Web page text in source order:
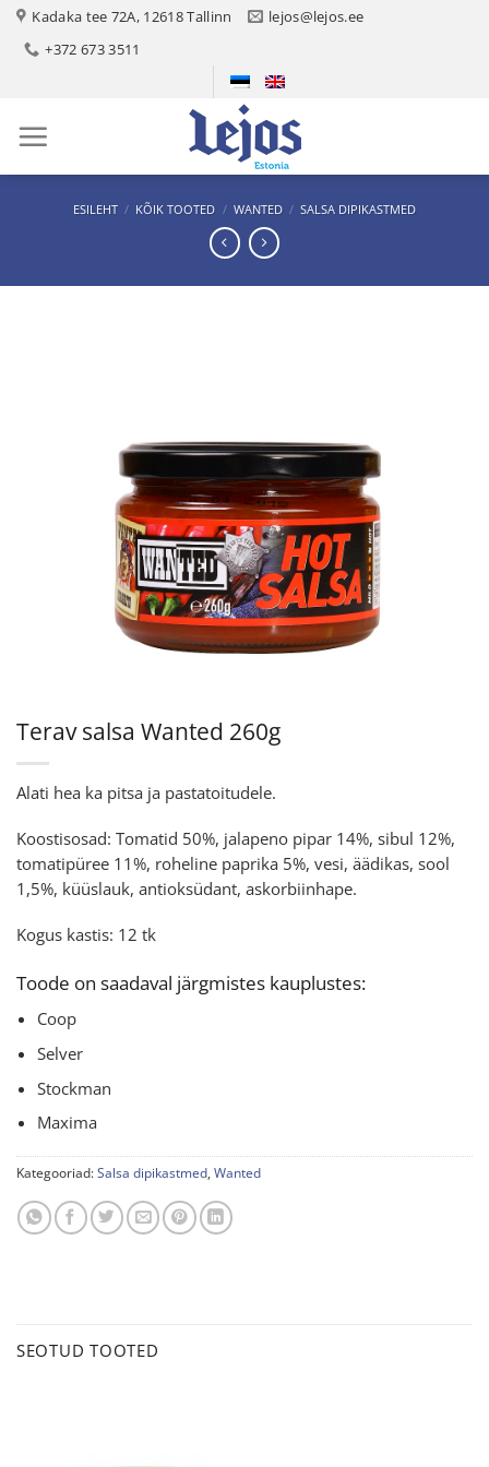
Skip
content
Kadaka tee 72A, 12618 Tallinn
lejos@lejos.ee
+372 673 3511
ESILEHT / KÕIK TOOTED / WANTED / SALSA DIPIKASTMED
Terav salsa Wanted 260g
Alati hea ka pitsa ja pastatoitudele.
Koostisosad: Tomatid 50%, jalapeno pipar 14%, sibul 12%,
tomatipüree 11%, roheline paprika 5%, vesi, äädikas, sool
1,5%, küüslauk, antioksüdant, askorbiinhape.
Kogus kastis: 12 tk
Toode on saadaval järgmistes kauplustes:
Coop
Selver
Stockman
Maxima
Kategooriad:Salsa dipikastmed, Wanted
SEOTUD TOOTED